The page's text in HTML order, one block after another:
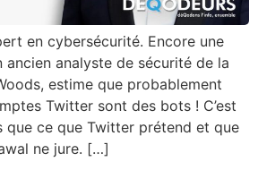
en cybersécurité. Encore une
ancien analyste de sécurité de la
estime que probablement
Twitter sont des bots ! C’est
que ce que Twitter prétend et que
ne jure. […]